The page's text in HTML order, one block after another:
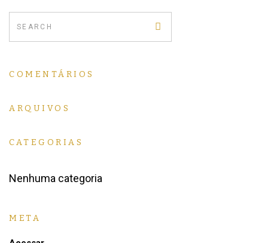
COMENTÁRIOS
ARQUIVOS
CATEGORIAS
Nenhuma categoria
META